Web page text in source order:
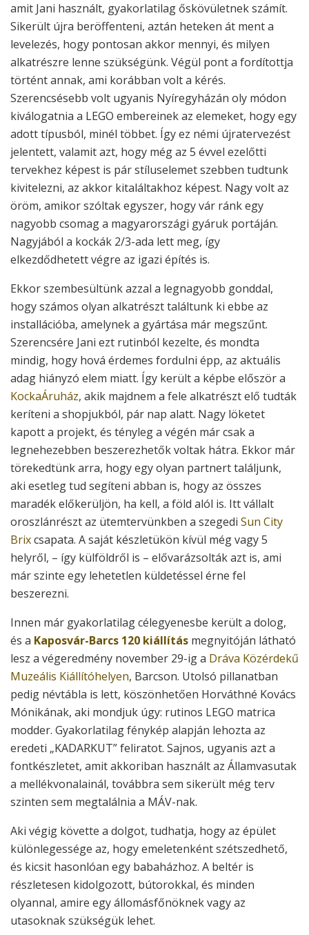
amit Jani használt, gyakorlatilag őskövületnek számít.
Sikerült újra beröffenteni, aztán heteken át ment a
levelezés, hogy pontosan akkor mennyi, és milyen
alkatrészre lenne szükségünk. Végül pont a fordítottja
történt annak, ami korábban volt a kérés.
Szerencsésebb volt ugyanis Nyíregyházán oly módon
kiválogatnia a LEGO embereinek az elemeket, hogy egy
adott típusból, minél többet. Így ez némi újratervezést
jelentett, valamit azt, hogy még az 5 évvel ezelőtti
tervekhez képest is pár stíluselemet szebben tudtunk
kivitelezni, az akkor kitaláltakhoz képest. Nagy volt az
öröm, amikor szóltak egyszer, hogy vár ránk egy
nagyobb csomag a magyarországi gyáruk portáján.
Nagyjából a kockák 2/3-ada lett meg, így
elkezdődhetett végre az igazi építés is.
Ekkor szembesültünk azzal a legnagyobb gonddal,
hogy számos olyan alkatrészt találtunk ki ebbe az
installációba, amelynek a gyártása már megszűnt.
Szerencsére Jani ezt rutinból kezelte, és mondta
mindig, hogy hová érdemes fordulni épp, az aktuális
adag hiányzó elem miatt. Így került a képbe először a
KockaÁruház, akik majdnem a fele alkatrészt elő tudták
keríteni a shopjukból, pár nap alatt. Nagy löketet
kapott a projekt, és tényleg a végén már csak a
legnehezebben beszerezhetők voltak hátra. Ekkor már
törekedtünk arra, hogy egy olyan partnert találjunk,
aki esetleg tud segíteni abban is, hogy az összes
maradék előkerüljön, ha kell, a föld alól is. Itt vállalt
oroszlánrészt az ütemtervünkben a szegedi Sun City
Brixcsapata. A saját készletükön kívül még vagy 5
helyről, – így külföldről is – elővarázsolták azt is, ami
már szinte egy lehetetlen küldetéssel érne fel
beszerezni.
Innen már gyakorlatilag célegyenesbe került a dolog,
és a Kaposvár-Barcs 120 kiállítás megnyitóján látható
lesz a végeredmény november 29-ig a Dráva Közérdekű
Muzeális Kiállítóhelyen, Barcson. Utolsó pillanatban
pedig névtábla is lett, köszönhetően Horváthné Kovács
Mónikának, aki mondjuk úgy: rutinos LEGO matrica
modder. Gyakorlatilag fénykép alapján lehozta az
eredeti „KADARKUT” feliratot. Sajnos, ugyanis azt a
fontkészletet, amit akkoriban használt az Államvasutak
a mellékvonalainál, továbbra sem sikerült még terv
szinten sem megtalálnia a MÁV-nak.
Aki végig követte a dolgot, tudhatja, hogy az épület
különlegessége az, hogy emeletenként szétszedhető,
és kicsit hasonlóan egy babaházhoz. A beltér is
részletesen kidolgozott, bútorokkal, és minden
olyannal, amire egy állomásfőnöknek vagy az
utasoknak szükségük lehet.